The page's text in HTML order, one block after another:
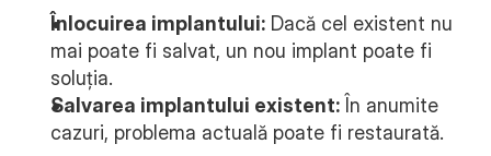
Înlocuirea implantului: Dacă cel existent nu
mai poate fi salvat, un nou implant poate fi
soluția.
Salvarea implantului existent: În anumite
cazuri, problema actuală poate fi restaurată.